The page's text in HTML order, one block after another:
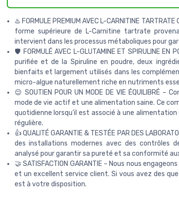
♨️ FORMULE PREMIUM AVEC L-CARNITINE
forme supérieure de L-Carnitine tartrate
intervient dans les processus métaboliques pour
🛡️ FORMULÉ AVEC L-GLUTAMINE ET SPIRULINE
purifiée et de la Spiruline en poudre, deux
bienfaits et largement utilisés dans les
micro-algue naturellement riche en nutriments
😌 SOUTIEN POUR UN MODE DE VIE ÉQUILIBRÉ
mode de vie actif et une alimentation saine. Ce
quotidienne lorsqu’il est associé à une
régulière.
👍 QUALITÉ GARANTIE & TESTÉE PAR DES
des installations modernes avec des contrôles
analysé pour garantir sa pureté et sa conformité
🤝 SATISFACTION GARANTIE – Nous nous
et un excellent service client. Si vous avez des
est à votre disposition.